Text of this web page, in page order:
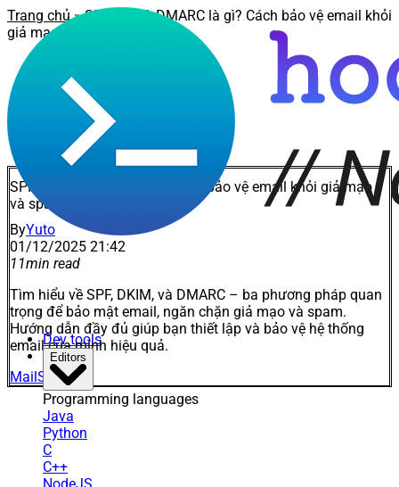
Dev tools
Editors
Programming languages
Java
Python
C
C++
Trang chủ» SPF, DKIM, DMARC là gì? Cách bảo vệ email khỏi
giả mạo và spam
SPF, DKIM, DMARC là gì? Cách bảo vệ email khỏi giả mạo
và spam
ByYuto
01/12/2025 21:42
11min read
Tìm hiểu về SPF, DKIM, và DMARC – ba phương pháp quan
trọng để bảo mật email, ngăn chặn giả mạo và spam.
Hướng dẫn đầy đủ giúp bạn thiết lập và bảo vệ hệ thống
email của mình hiệu quả.
Mail Security